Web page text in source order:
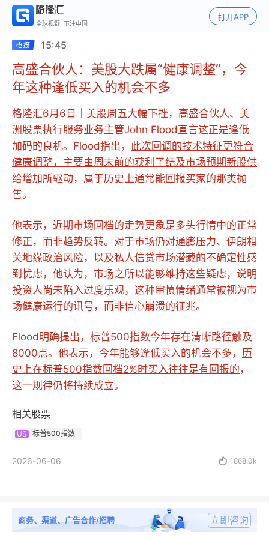
全球视野, 下注中国
打开APP
15:45
高盛合伙人：美股大跌属“健康调整”，今
年这种逢低买入的机会不多
格隆汇6月6日｜美股周五大幅下挫，高盛合伙人、美
洲股票执行服务业务主管John Flood直言这正是逢低
加码的良机。Flood指出， 此次回调的技术特征更符合
健康调整，主要由周末前的获利了结及市场预期新股供
给增加所驱动 ，属于历史上通常能回报买家的那类抛
售。
他表示，近期市场回档的走势更象是多头行情中的正常
修正，而非趋势反转。对于市场仍对通膨压力、伊朗相
关地缘政治风险，以及私人信贷市场潜藏的不确定性感
到忧虑，他认为，市场之所以能够维持这些疑虑，说明
投资人尚未陷入过度乐观，这种审慎情绪通常被视为市
场健康运行的讯号，而非信心崩溃的征兆。
Flood明确提出，标普500指数今年存在清晰路径触及
8000点。他表示，今年能够逢低买入的机会不多， 历
史上在标普500指数回档2%时买入往往是有回报的 ，
这一规律仍将持续成立。
相关股票
US 标普500指数
2026-06-06  1868.0k
商务、渠道、广告合作/招聘 立即咨询